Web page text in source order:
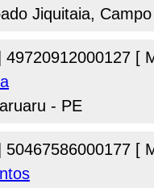
Jiquitaia,
| 49720912000127 [
- PE
| 50467586000177 [